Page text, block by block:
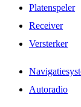
Platenspeler
Receiver
Versterker
Autoradio